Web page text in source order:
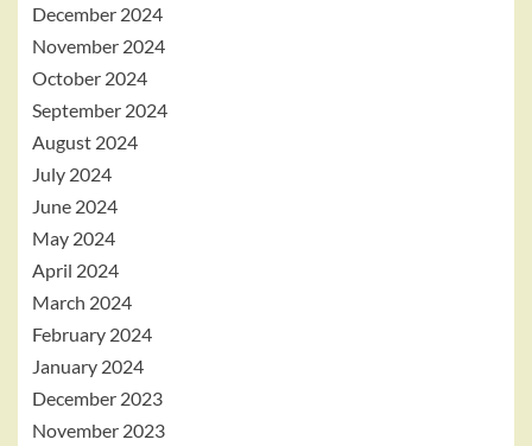
December 2024
November 2024
October 2024
September 2024
August 2024
July 2024
June 2024
May 2024
April 2024
March 2024
February 2024
January 2024
December 2023
November 2023